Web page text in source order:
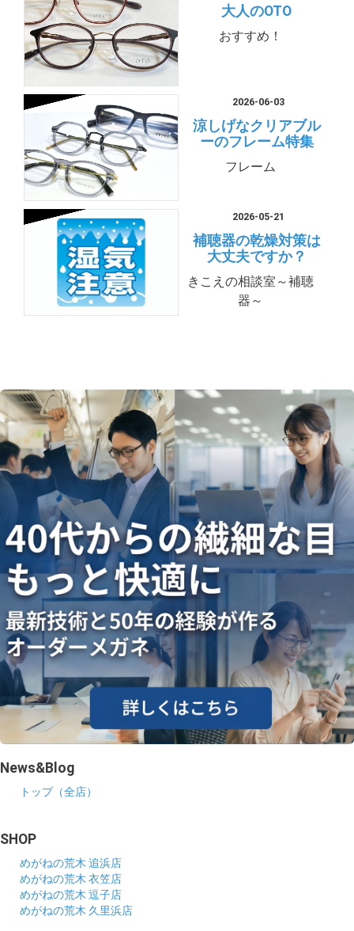
大人のOTO
おすすめ！
2026-06-03
涼しげなクリアブル
ーのフレーム特集
フレーム
2026-05-21
補聴器の乾燥対策は
大丈夫ですか？
きこえの相談室～補聴
器～
News&Blog
トップ（全店）
SHOP
めがねの荒木 追浜店
めがねの荒木 衣笠店
めがねの荒木 逗子店
めがねの荒木 久里浜店